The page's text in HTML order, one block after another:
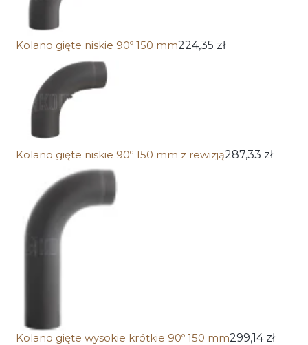
Kolano gięte niskie 90º 150 mm224,35 zł
Kolano gięte niskie 90º 150 mm z rewizją287,33 zł
Kolano gięte wysokie krótkie 90º 150 mm299,14 zł